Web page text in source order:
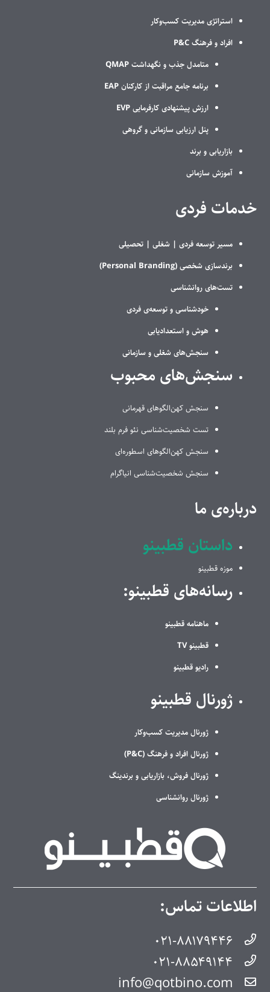
استراتژی مدیریت کسب‌وکار
افراد و فرهنگ P&C
متامدل جذب و نگهداشت QMAP
برنامه جامع مراقبت از کارکنان EAP
ارزش پیشنهادی کارفرمایی EVP
پنل ارزیابی سازمانی و گروهی
بازاریابی و برند
آموزش سازمانی
خدمات فردی
مسیر توسعه فردی | شغلی |تحصیلی
برندسازی شخصی (Personal Branding)
تست‌های روانشناسی
خودشناسی و توسعه‌ی فردی
هوش و استعدادیابی
سنجش‌های شغلی و سازمانی
سنجش‌های محبوب
سنجش کهن‌الگوهای قهرمانی
تست شخصیت‌شناسی نئو فرم بلند
سنجش کهن‌الگوهای اسطوره‌ای
سنجش شخصیت‌شناسی انیاگرام
درباره‌ی ما
داستان قطبینو
موزه قطبینو
رسانه‌های قطبینو:
ماهنامه قطبینو
قطبینو TV
رادیو قطبینو
ژورنال قطبینو
ژورنال مدیریت کسب‌وکار
ژورنال افراد و فرهنگ (P&C)
ژورنال فروش، بازاریابی و برندینگ
ژورنال روانشناسی
اطلاعات تماس:
۰۲۱-۸۸۱۷۹۴۴۶
۰۲۱-۸۸۵۴۹۱۴۴
info@qotbino.com